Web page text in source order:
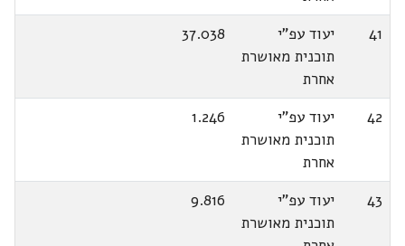
41
יעוד עפ"י
תוכנית מאושרת
אחרת
37.038
42
יעוד עפ"י
תוכנית מאושרת
אחרת
1.246
43
יעוד עפ"י
תוכנית מאושרת
9.816